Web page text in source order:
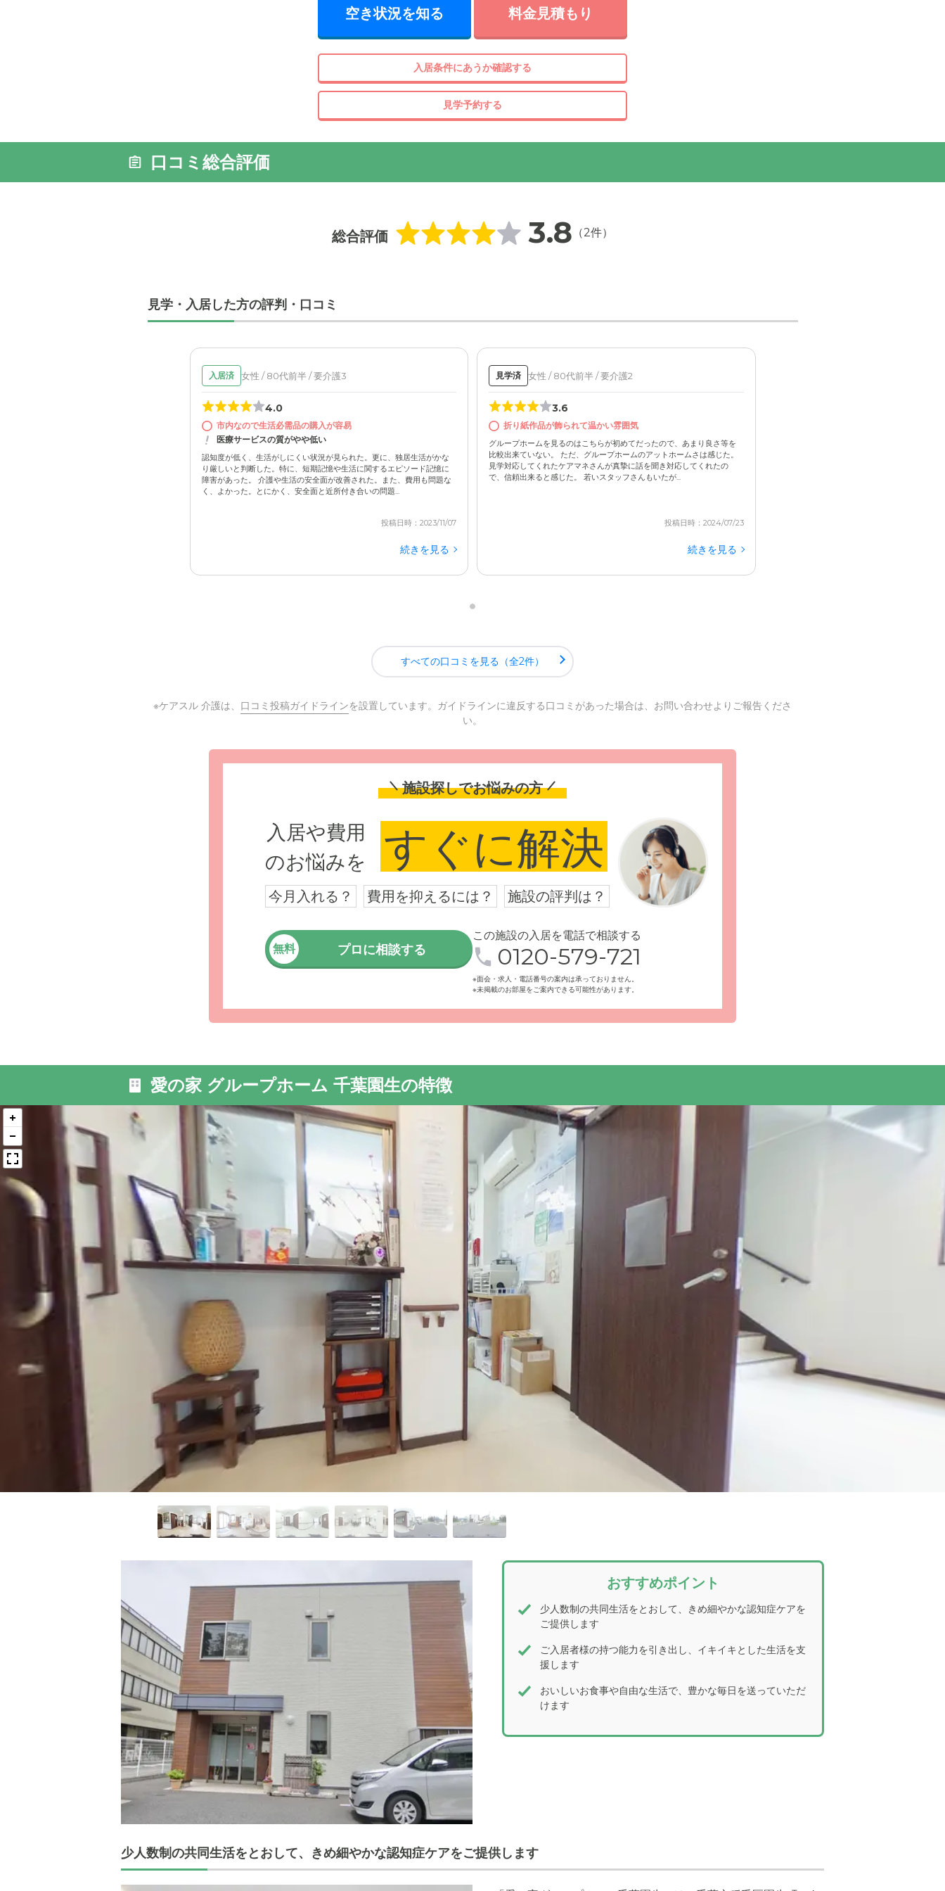
空き状況を知る 料金見積もり
入居条件にあうか確認する
見学予約する
口コミ総合評価
総合評価 3.8 （2件）
見学・入居した方の評判・口コミ
入居済 女性 / 80代前半 / 要介護3
4.0
市内なので生活必需品の購入が容易
医療サービスの質がやや低い
認知度が低く、生活がしにくい状況が見られた。更に、独居生活がかな
り厳しいと判断した。特に、短期記憶や生活に関するエピソード記憶に
障害があった。 介護や生活の安全面が改善された。また、費用も問題な
く、よかった。とにかく、安全面と近所付き合いの問題...
投稿日時：2023/11/07
続きを見る
見学済 女性 / 80代前半 / 要介護2
3.6
折り紙作品が飾られて温かい雰囲気
グループホームを見るのはこちらが初めてだったので、あまり良さ等を
比較出来ていない。 ただ、グループホームのアットホームさは感じた。
見学対応してくれたケアマネさんが真摯に話を聞き対応してくれたの
で、信頼出来ると感じた。 若いスタッフさんもいたが...
投稿日時：2024/07/23
続きを見る
すべての口コミを見る（全2件）
※ケアスル 介護は、 口コミ投稿ガイドラインを設置しています。ガイドラインに違反する口コミがあった場合は、お問い合わせよりご報告くださ
い。
施設探しでお悩みの方
入居や費用
のお悩みを
すぐに解決
今月入れる？ 費用を抑えるには？ 施設の評判は？
無料 プロに相談する
この施設の入居を電話で相談する
0120-579-721
※面会・求人・電話番号の案内は承っておりません。
※未掲載のお部屋をご案内できる可能性があります。
愛の家 グループホーム 千葉園生の特徴
おすすめポイント
少人数制の共同生活をとおして、きめ細やかな認知症ケアを
ご提供します
ご入居者様の持つ能力を引き出し、イキイキとした生活を支
援します
おいしいお食事や自由な生活で、豊かな毎日を送っていただ
けます
少人数制の共同生活をとおして、きめ細やかな認知症ケアをご提供します